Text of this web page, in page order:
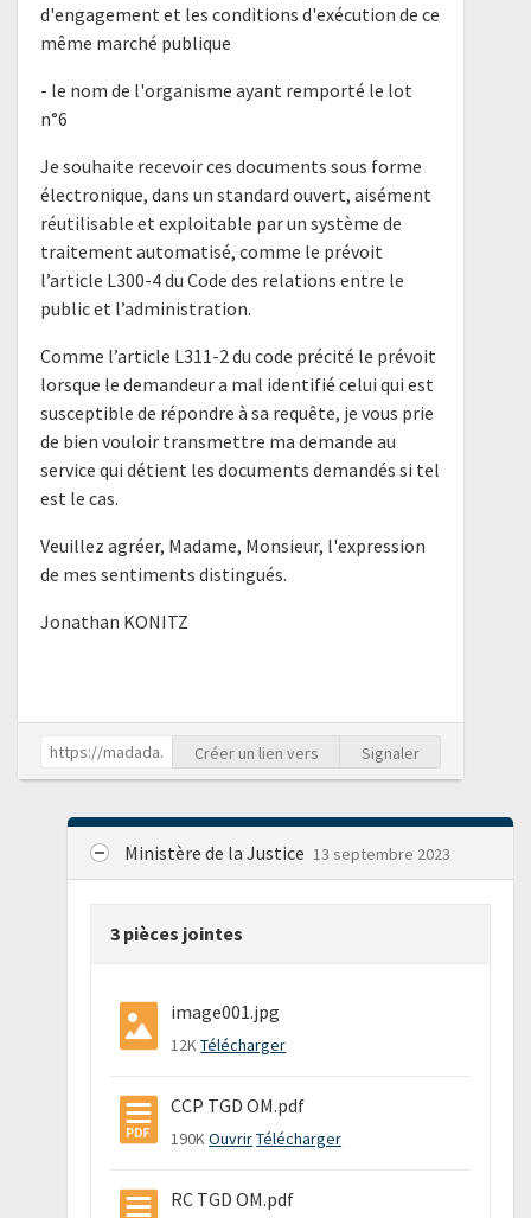
d'engagement et les conditions d'exécution de ce
même marché publique
- le nom de l'organisme ayant remporté le lot
n°6
Je souhaite recevoir ces documents sous forme
électronique, dans un standard ouvert, aisément
réutilisable et exploitable par un système de
traitement automatisé, comme le prévoit
l’article L300-4 du Code des relations entre le
public et l’administration.
Comme l’article L311-2 du code précité le prévoit
lorsque le demandeur a mal identifié celui qui est
susceptible de répondre à sa requête, je vous prie
de bien vouloir transmettre ma demande au
service qui détient les documents demandés si tel
est le cas.
Veuillez agréer, Madame, Monsieur, l'expression
de mes sentiments distingués.
Jonathan KONITZ
Créer un lien vers Signaler
Ministère de la Justice 13 septembre 2023
3 pièces jointes
image001.jpg
12KTélécharger
CCP TGD OM.pdf
190KOuvrirTélécharger
RC TGD OM.pdf